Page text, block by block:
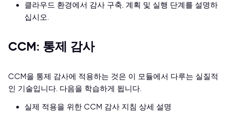
클라우드 환경에서 감사 구축, 계획 및 실행 단계를 설명하
십시오.
CCM: 통제 감사
CCM을 통제 감사에 적용하는 것은 이 모듈에서 다루는 실질적
인 기술입니다. 다음을 학습하게 됩니다.
실제 적용을 위한 CCM 감사 지침 상세 설명